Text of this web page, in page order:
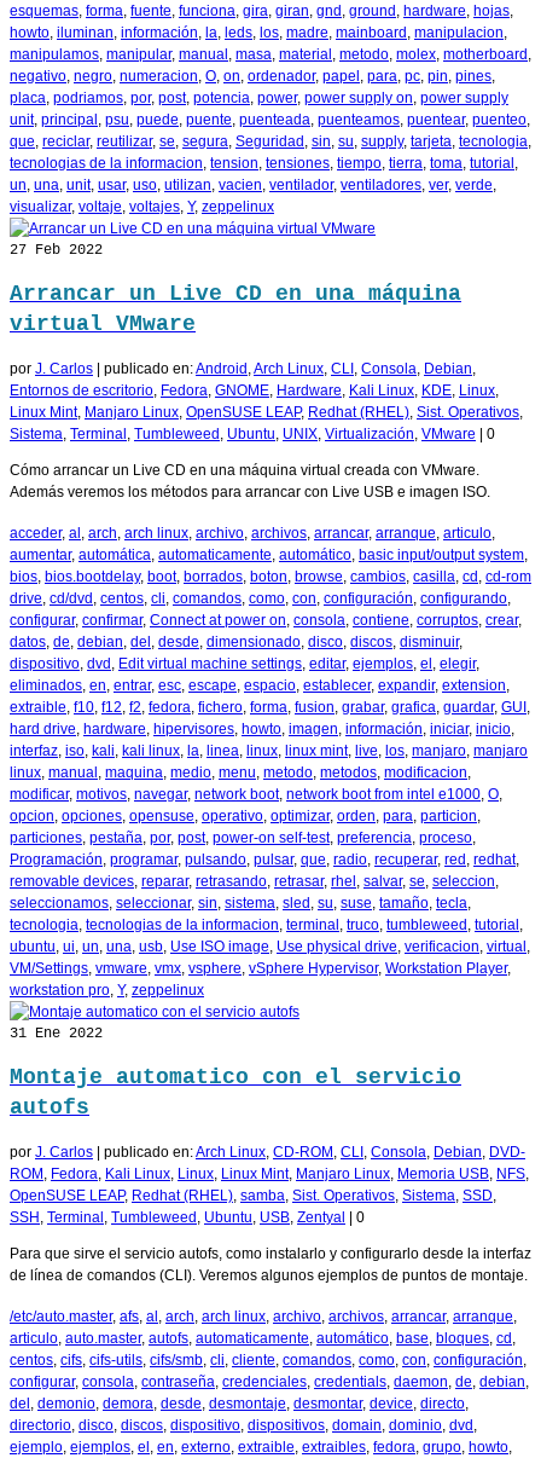
esquemas forma fuente funciona gira giran gnd ground hardware hojas
howto iluminan información la leds los madre mainboard manipulacion
manipulamos manipular, manual masa material metodo molex motherboard
negativo negro numeracion O on ordenador, papel para pc pin pines
placa podriamos por, post, potencia power, power supply on power supply
unit, principal psu puede puente puenteada puenteamos puentear, puenteo
que reciclar, reutilizar, se segura Seguridad sin su supply, tarjeta tecnologia
tecnologias de la informacion tension tensiones tiempo tierra toma tutorial
un una unit, usar, uso utilizan vacien ventilador, ventiladores ver, verde
visualizar, voltaje voltajes Y, zeppelinux
27 Feb 2022
Arrancar un Live CD en una máquina
virtual VMware
por J. Carlos | publicado en:Android Arch Linux CLI Consola Debian
Entornos de escritorio Fedora GNOME Hardware Kali Linux KDE Linux
Linux Mint, Manjaro Linux OpenSUSE LEAP, Redhat (RHEL) Sist. Operativos
Sistema Terminal Tumbleweed Ubuntu UNIX Virtualización VMware | 0
Cómo arrancar un Live CD en una máquina virtual creada con VMware.
Además veremos los métodos para arrancar con Live USB e imagen ISO.
acceder, al arch arch linux archivo archivos arrancar, arranque articulo
aumentar, automática automaticamente automático basic input/output system
bios bios.bootdelay, boot, borrados boton browse cambios casilla cd cd-rom
drive cd/dvd centos cli comandos como con configuración configurando
configurar, confirmar, Connect at power on consola contiene corruptos crear,
datos de debian del desde dimensionado disco discos disminuir,
dispositivo dvd Edit virtual machine settings editar, ejemplos el elegir,
eliminados en entrar, esc escape espacio establecer, expandir, extension
extraible f10 f12 f2 fedora fichero forma fusion grabar, grafica guardar, GUI
hard drive hardware hipervisores howto imagen información iniciar, inicio
interfaz iso kali kali linux la linea linux linux mint, live los manjaro manjaro
linux manual maquina medio menu metodo metodos modificacion
modificar, motivos navegar, network boot, network boot from intel e1000 O
opcion opciones opensuse operativo optimizar, orden para particion
particiones pestaña por, post, power-on self-test, preferencia proceso
Programación programar, pulsando pulsar, que radio recuperar, red redhat,
removable devices reparar, retrasando retrasar, rhel salvar, se seleccion
seleccionamos seleccionar, sin sistema sled su suse tamaño tecla
tecnologia tecnologias de la informacion terminal truco tumbleweed tutorial
ubuntu ui un una usb Use ISO image Use physical drive verificacion virtual
VM/Settings vmware vmx vsphere vSphere Hypervisor, Workstation Player,
workstation pro Y, zeppelinux
31 Ene 2022
Montaje automatico con el servicio
autofs
por J. Carlos | publicado en:Arch Linux CD-ROM CLI Consola Debian DVD-
ROM Fedora Kali Linux Linux Linux Mint, Manjaro Linux Memoria USB NFS
OpenSUSE LEAP, Redhat (RHEL) samba Sist. Operativos Sistema SSD
SSH Terminal Tumbleweed Ubuntu USB Zentyal | 0
Para que sirve el servicio autofs, como instalarlo y configurarlo desde la interfaz
de línea de comandos (CLI). Veremos algunos ejemplos de puntos de montaje.
/etc/auto.master, afs al arch arch linux archivo archivos arrancar, arranque
articulo auto.master, autofs automaticamente automático base bloques cd
centos cifs cifs-utils cifs/smb cli cliente comandos como con configuración
configurar, consola contraseña credenciales credentials daemon de debian
del demonio demora desde desmontaje desmontar, device directo
directorio disco discos dispositivo dispositivos domain dominio dvd
ejemplo ejemplos el en externo extraible extraibles fedora grupo howto